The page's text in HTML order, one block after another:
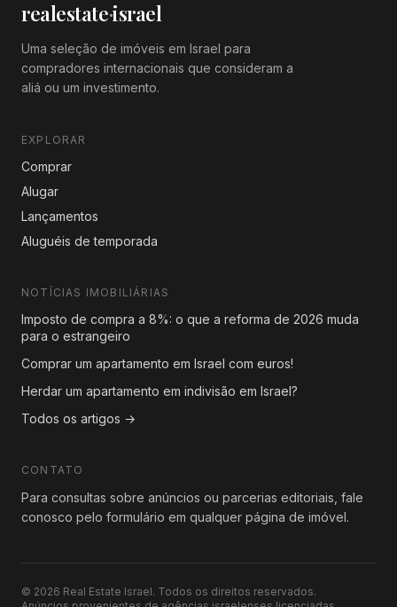
realestate·israel
Uma seleção de imóveis em Israel para
compradores internacionais que consideram a
aliá ou um investimento.
EXPLORAR
Comprar
Alugar
Lançamentos
Aluguéis de temporada
NOTÍCIAS IMOBILIÁRIAS
Imposto de compra a 8%: o que a reforma de 2026 muda
para o estrangeiro
Comprar um apartamento em Israel com euros!
Herdar um apartamento em indivisão em Israel?
Todos os artigos →
CONTATO
Para consultas sobre anúncios ou parcerias editoriais, fale
conosco pelo formulário em qualquer página de imóvel.
© 2026 Real Estate Israel. Todos os direitos reservados.